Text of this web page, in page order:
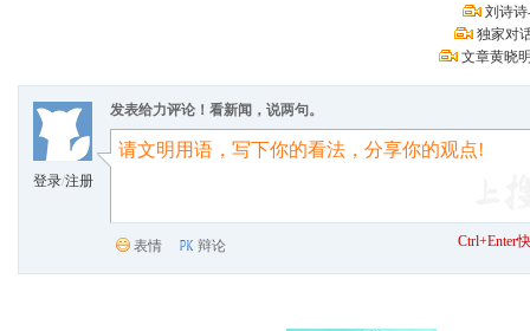
刘诗
独家对
文章黄晓
登录/注册
发表给力评论！看新闻，说两句。
表情 辩论 Ctrl+Enter